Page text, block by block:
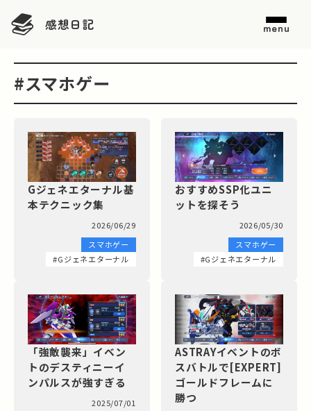
感想日記 menu
#スマホゲー
Gジェネエターナル基
本テクニック集
2026/06/29
スマホゲー
#Gジェネエターナル
おすすめSSP化ユニ
ットを探そう
2026/05/30
スマホゲー
#Gジェネエターナル
「強敵襲来」イベン
トのデスティニーイ
ンパルスが強すぎる
2025/07/01
ASTRAYイベントのボ
スバトルで[EXPERT]
ゴールドフレームに
勝つ